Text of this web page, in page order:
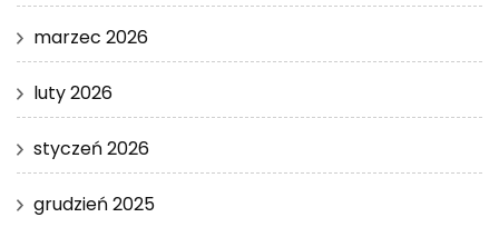
marzec 2026
luty 2026
styczeń 2026
grudzień 2025